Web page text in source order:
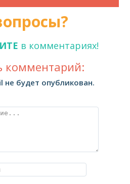
в комментариях!
комментарий:
не будет опубликован.